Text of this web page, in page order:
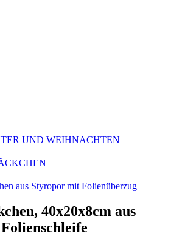
UND WEIHNACHTEN
aus Styropor mit Folienüberzug
40x20x8cm aus